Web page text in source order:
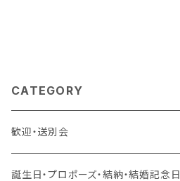
CATEGORY
歓迎・送別会
生花 アレンジ、花束、バルーン
誕生日・プロポーズ・結納・結婚記念日